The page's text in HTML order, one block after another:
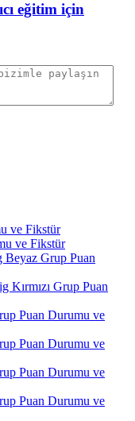
eğitim için
ve Fikstür
ve Fikstür
Grup Puan
Kırmızı Grup Puan
Puan Durumu ve
Puan Durumu ve
Puan Durumu ve
Puan Durumu ve